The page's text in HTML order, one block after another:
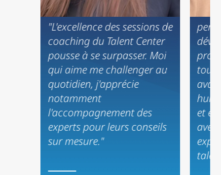
"L'excellence des sessions de
coaching du Talent Center
pousse à se surpasser. Moi
qui aime me challenger au
quotidien, j'apprécie
notamment
l'accompagnement des
experts pour leurs conseils
sur mesure."
tout
et